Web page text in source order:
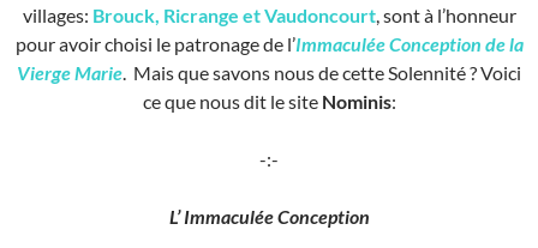
villages: Brouck, Ricrange et Vaudoncourt, sont à l’honneur
pour avoir choisi le patronage de l’Immaculée Conception de la
Vierge Marie. Mais que savons nous de cette Solennité ? Voici
ce que nous dit le site Nominis:
-:-
L’ Immaculée Conception